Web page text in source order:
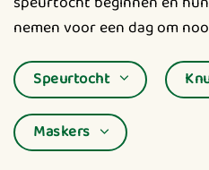
nemen voor een dag om
Speurtocht
Maskers